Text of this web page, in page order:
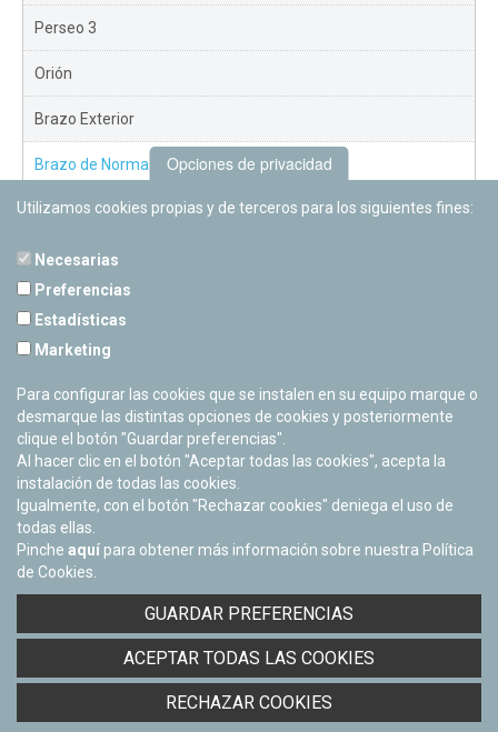
Perseo 3
Orión
Brazo Exterior
Brazo de Norma
Nuevo Exterior
Cerrado Temporalmente
Facebook
Twitter
Youtube
Flickr
Política de privacidad y Aviso legal
Derecho de acceso a información pública
Opciones de privacidad
Utilizamos cookies propias y de terceros para los siguientes fines:
Necesarias
Preferencias
Estadísticas
Marketing
Para configurar las cookies que se instalen en su equipo marque o
desmarque las distintas opciones de cookies y posteriormente
clique el botón "Guardar preferencias".
Al hacer clic en el botón "Aceptar todas las cookies", acepta la
instalación de todas las cookies.
Igualmente, con el botón "Rechazar cookies" deniega el uso de
todas ellas.
Pinche aquí para obtener más información sobre nuestra Política
de Cookies.
GUARDAR PREFERENCIAS
ACEPTAR TODAS LAS COOKIES
RECHAZAR COOKIES